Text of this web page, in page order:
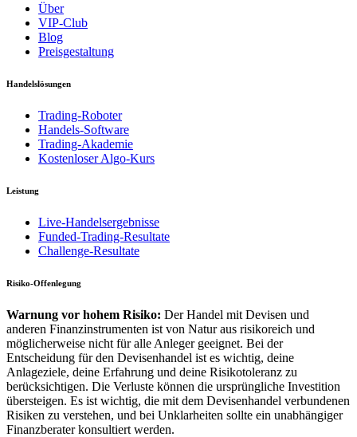
Über
VIP-Club
Blog
Preisgestaltung
Handelslösungen
Trading-Roboter
Handels-Software
Trading-Akademie
Kostenloser Algo-Kurs
Leistung
Live-Handelsergebnisse
Funded-Trading-Resultate
Challenge-Resultate
Risiko-Offenlegung
Warnung vor hohem Risiko: Der Handel mit Devisen und
anderen Finanzinstrumenten ist von Natur aus risikoreich und
möglicherweise nicht für alle Anleger geeignet. Bei der
Entscheidung für den Devisenhandel ist es wichtig, deine
Anlageziele, deine Erfahrung und deine Risikotoleranz zu
berücksichtigen. Die Verluste können die ursprüngliche Investition
übersteigen. Es ist wichtig, die mit dem Devisenhandel verbundenen
Risiken zu verstehen, und bei Unklarheiten sollte ein unabhängiger
Finanzberater konsultiert werden.